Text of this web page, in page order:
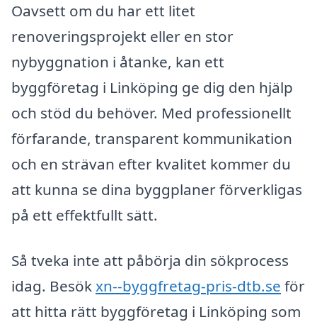
Oavsett om du har ett litet
renoveringsprojekt eller en stor
nybyggnation i åtanke, kan ett
byggföretag i Linköping ge dig den hjälp
och stöd du behöver. Med professionellt
förfarande, transparent kommunikation
och en strävan efter kvalitet kommer du
att kunna se dina byggplaner förverkligas
på ett effektfullt sätt.
Så tveka inte att påbörja din sökprocess
idag. Besökxn--byggfretag-pris-dtb.se för
att hitta rätt byggföretag i Linköping som